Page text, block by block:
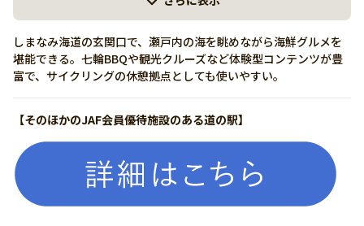
しまなみ海道の玄関口で、瀬戸内の海を眺めながら海鮮グルメを
堪能できる。七輪BBQや観光クルーズなど体験型コンテンツが豊
富で、サイクリングの休憩拠点としても使いやすい。
【そのほかのJAF会員優待施設のある道の駅】